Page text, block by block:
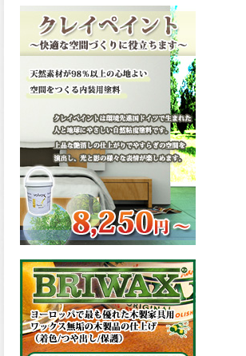
2026.03.13
滑らかな塗膜は従来の屋根用
塗料と比べ、滑らかな塗膜表
面を形成し、光沢が高く、抜
群の仕上がり性を提供、一液
プレミアムルーフシリコンが
新しく販売開始致しました。
ご購入はこちらから。
2026.03.12
無機顔料の表面を高緻密ダブ
ルシールド層でガードするこ
とにより、ラジカルの発生を
抑制、エスケープレミアムル
ーフSiが新しく販売開始致し
ました。ご購入はこちらか
ら。
2026.03.11
緻密で強靭な無機系塗膜と、
汚れを降雨で洗い流す親水性
の表面効果により優れた低汚
染性を発揮、エスケープレミ